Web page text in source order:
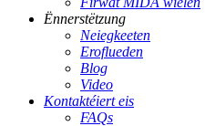
Ënnerstëtzung
Neiegkeeten
Eroflueden
Blog
Video
Kontaktéiert eis
FAQs